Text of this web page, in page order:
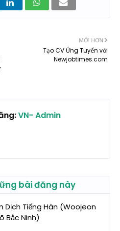
MỚI HƠN
Tạo CV Ứng Tuyển với
Newjobtimes.com
VN- Admin
bài đăng này
Dịch Tiếng Hàn (Woojeon
Bắc Ninh)